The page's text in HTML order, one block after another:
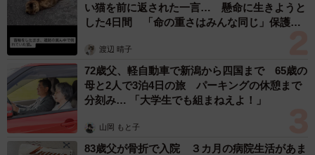
い猫を前に返された一言… 懸命に生きようと
した4日間 「命の重さはみんな同じ」保護団
渡辺 晴子
72歳父、軽自動車で新潟から四国まで 65歳の
母と2人で3泊4日の旅 パーキングの休憩まで
分刻み… 「大学生でも組まねえよ！」
山岡 もと子
83歳父が骨折で入院 ３カ月の病院生活があま